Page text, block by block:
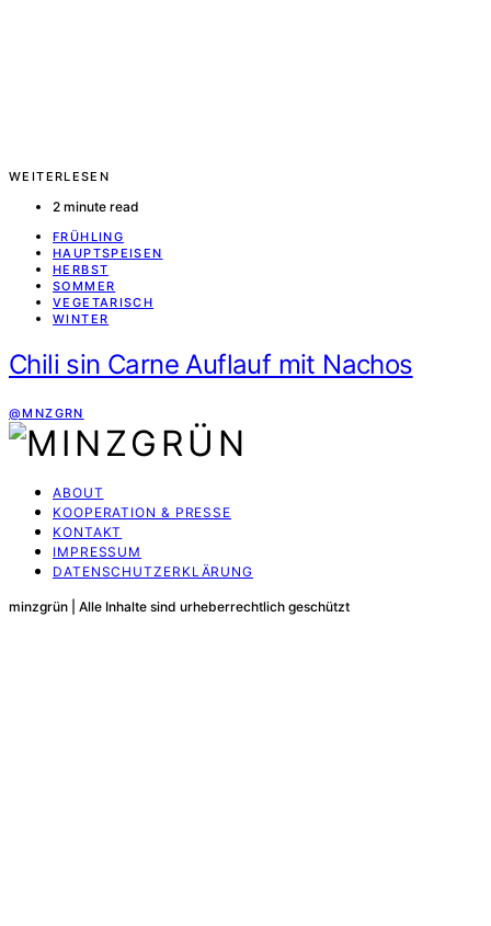
WEITERLESEN
2 minute read
FRÜHLING
HAUPTSPEISEN
HERBST
SOMMER
VEGETARISCH
WINTER
Chili sin Carne Auflauf mit Nachos
@MNZGRN
ABOUT
KOOPERATION & PRESSE
KONTAKT
IMPRESSUM
DATENSCHUTZERKLÄRUNG
minzgrün | Alle Inhalte sind urheberrechtlich geschützt